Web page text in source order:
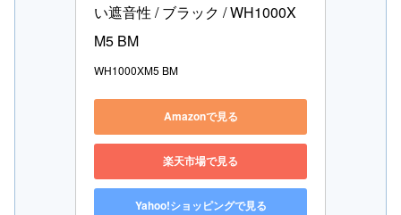
い遮音性 / ブラック / WH1000X
M5 BM
WH1000XM5 BM
Amazonで見る
楽天市場で見る
Yahoo!ショッピングで見る